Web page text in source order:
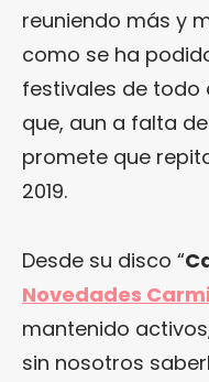
reuniendo más y
como se ha
festivales de todo
que, aun a falta
promete que
2019.
Desde su disco “
Novedades
mantenido
sin nosotros